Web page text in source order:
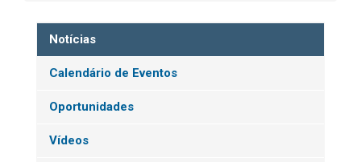
Notícias
Calendário de Eventos
Oportunidades
Vídeos